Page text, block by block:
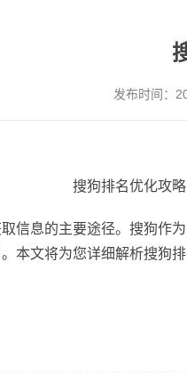
发布时间：
搜狗排名优化攻
信息的主要途径。搜狗作
本文将为您详细解析搜狗